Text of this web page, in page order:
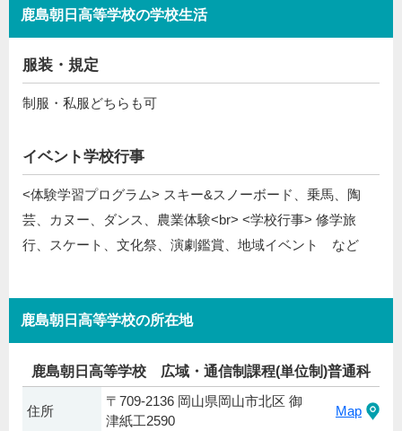
鹿島朝日高等学校の学校生活
服装・規定
制服・私服どちらも可
イベント学校行事
<体験学習プログラム> スキー&スノーボード、乗馬、陶
芸、カヌー、ダンス、農業体験<br> <学校行事> 修学旅
行、スケート、文化祭、演劇鑑賞、地域イベント など
鹿島朝日高等学校の所在地
鹿島朝日高等学校 広域・通信制課程(単位制)普通科
住所
〒709-2136 岡山県岡山市北区 御
津紙工2590
Map